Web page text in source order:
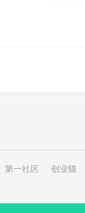
第一社区 创业猫